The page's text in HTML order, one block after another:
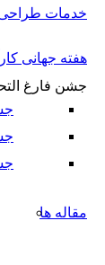
خدمات طراحی
هفته جهانی
جشن فارغ
مقاله ها